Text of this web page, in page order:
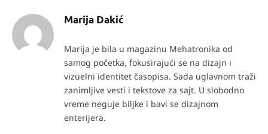
Marija Dakić
Marija je bila u magazinu Mehatronika od
samog početka, fokusirajući se na dizajn i
vizuelni identitet časopisa. Sada uglavnom traži
zanimljive vesti i tekstove za sajt. U slobodno
vreme neguje biljke i bavi se dizajnom
enterijera.